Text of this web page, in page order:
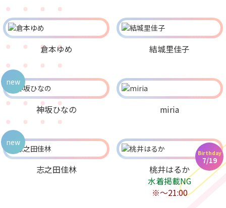
倉本ゆめ 結城里佳子
Birthday
7/19
神坂ひなの
new
miria
志之田佳林
new
桃井はるか
水着掲載NG
※～21:00